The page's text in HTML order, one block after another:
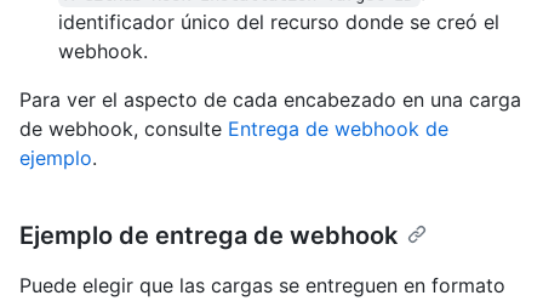
identificador único del recurso donde se creó el
webhook.
Para ver el aspecto de cada encabezado en una carga
de webhook, consulte Entrega de webhook de
ejemplo.
Ejemplo de entrega de webhook
Puede elegir que las cargas se entreguen en formato